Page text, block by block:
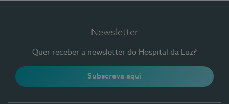
Newsletter
Quer receber a newsletter do Hospital da Luz?
Subscreva aqui